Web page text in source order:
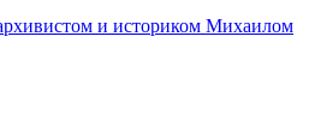
и историком Михаилом